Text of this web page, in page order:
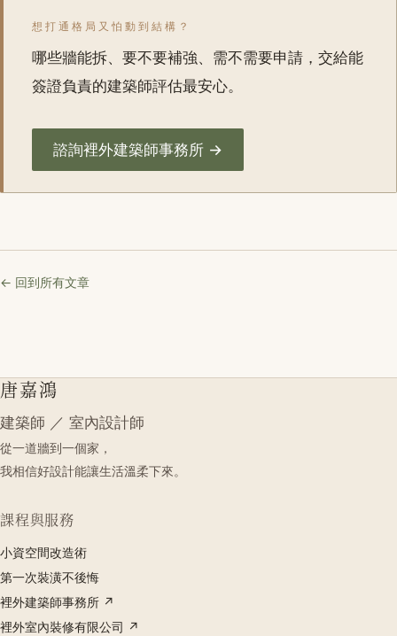
想打通格局又怕動到結構？
哪些牆能拆、要不要補強、需不需要申請，交給能
簽證負責的建築師評估最安心。
諮詢裡外建築師事務所 →
← 回到所有文章
唐嘉鴻
建築師 ／ 室內設計師
從一道牆到一個家，
我相信好設計能讓生活溫柔下來。
課程與服務
小資空間改造術
第一次裝潢不後悔
裡外建築師事務所 ↗
裡外室內裝修有限公司 ↗